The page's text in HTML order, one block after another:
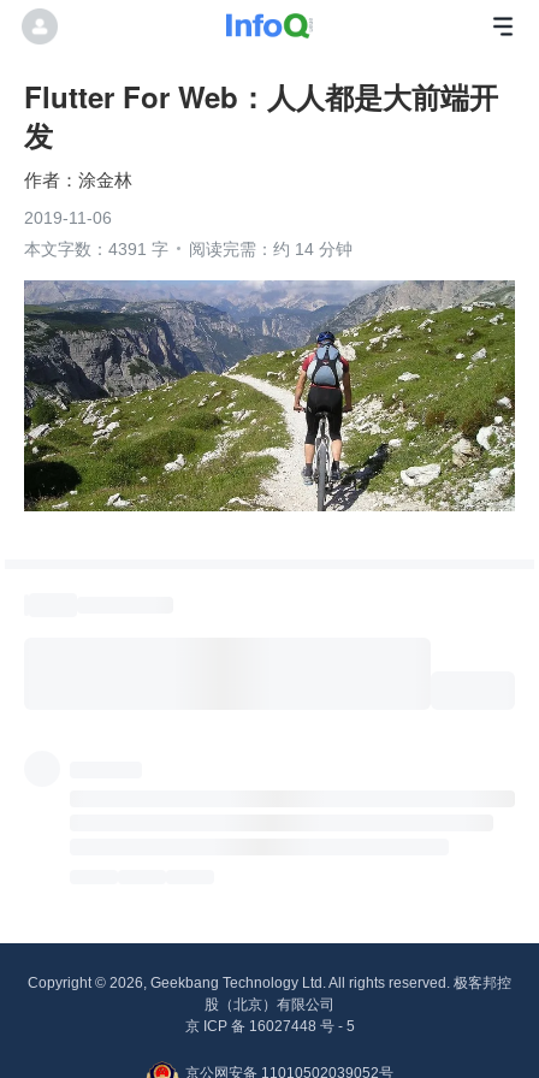
Flutter For Web：人人都是大前端开
发
涂金林
2019-11-06
本文字数：4391 字
阅读完需：约 14 分钟
Copyright © 2026, Geekbang Technology Ltd. All rights reserved. 极客邦控
股（北京）有限公司
京 ICP 备 16027448 号 - 5
京公网安备 11010502039052号